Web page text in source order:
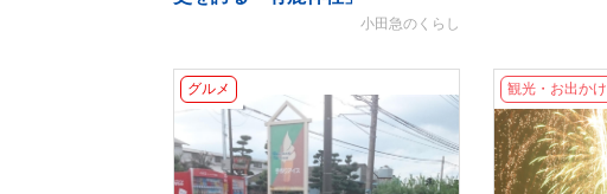
小田急のくらし
グルメ 観光・お出かけ